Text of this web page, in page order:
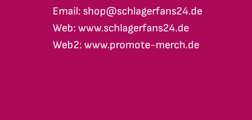
Email: shop@schlagerfans24.de
Web: www.schlagerfans24.de
Web2: www.promote-merch.de